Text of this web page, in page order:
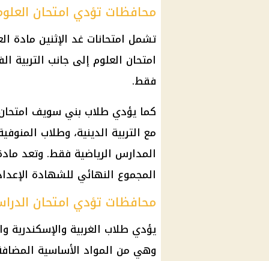
محافظات تؤدي امتحان
تشمل امتحانات غد الإثنين مادة
امتحان العلوم إلى جانب التربية
فقط.
كما يؤدي طلاب بني سويف امتحان
مع التربية الدينية، وطلاب
المدارس الرياضية فقط. وتعد
المجموع النهائي للشهادة
محافظات تؤدي امتحان
يؤدي طلاب الغربية والإسكندرية
وهي من المواد الأساسية